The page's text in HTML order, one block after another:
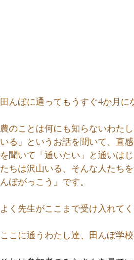
田んぼに通ってもうすぐ4か月に
農のことは何にも知らないわた
いる」というお話を聞いて、直
を聞いて「通いたい」と通いは
たちは沢山いる、そんな人たち
んぼがっこう」です。
よく先生がここまで受け入れて
ここに通うわたし達、田んぼ学